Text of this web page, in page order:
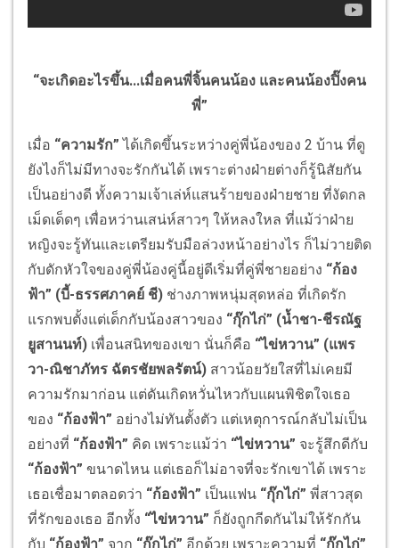
“จะเกิดอะไรขึ้น...เมื่อคนพี่จิ้นคนน้อง และคนน้องปิ๊งคน
พี่”
เมื่อ “ความรัก” ได้เกิดขึ้นระหว่างคู่พี่น้องของ 2 บ้าน ที่ดู
ยังไงก็ไม่มีทางจะรักกันได้ เพราะต่างฝ่ายต่างก็รู้นิสัยกัน
เป็นอย่างดี ทั้งความเจ้าเล่ห์แสนร้ายของฝ่ายชาย ที่งัดกล
เม็ดเด็ดๆ เพื่อหว่านเสน่ห์สาวๆ ให้หลงใหล ที่แม้ว่าฝ่าย
หญิงจะรู้ทันและเตรียมรับมือล่วงหน้าอย่างไร ก็ไม่วายติด
กับดักหัวใจของคู่พี่น้องคู่นี้อยู่ดีเริ่มที่คู่พี่ชายอย่าง “ก้อง
ฟ้า” (บี้-ธรรศภาคย์ ชี) ช่างภาพหนุ่มสุดหล่อ ที่เกิดรัก
แรกพบตั้งแต่เด็กกับน้องสาวของ “กุ๊กไก่” (น้ำชา-ชีรณัฐ
ยูสานนท์) เพื่อนสนิทของเขา นั่นก็คือ “ไข่หวาน” (แพร
วา-ณิชาภัทร ฉัตรชัยพลรัตน์) สาวน้อยวัยใสที่ไม่เคยมี
ความรักมาก่อน แต่ดันเกิดหวั่นไหวกับแผนพิชิตใจเธอ
ของ “ก้องฟ้า” อย่างไม่ทันตั้งตัว แต่เหตุการณ์กลับไม่เป็น
อย่างที่ “ก้องฟ้า” คิด เพราะแม้ว่า “ไข่หวาน” จะรู้สึกดีกับ
“ก้องฟ้า” ขนาดไหน แต่เธอก็ไม่อาจที่จะรักเขาได้ เพราะ
เธอเชื่อมาตลอดว่า “ก้องฟ้า” เป็นแฟน “กุ๊กไก่” พี่สาวสุด
ที่รักของเธอ อีกทั้ง “ไข่หวาน” ก็ยังถูกกีดกันไม่ให้รักกัน
กับ “ก้องฟ้า” จาก “กุ๊กไก่” อีกด้วย เพราะความที่ “กุ๊กไก่”